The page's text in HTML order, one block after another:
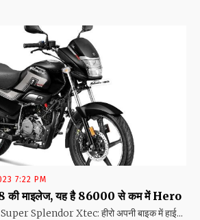
7:22 PM
की माइलेज, यह है 86000 से कम में Hero
Splendor Xtec: हीरो अपनी बाइक में हाई...